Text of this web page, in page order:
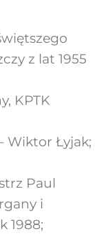
z lat 1955
KPTK
Wiktor Łyjak;
Paul
i
1988;